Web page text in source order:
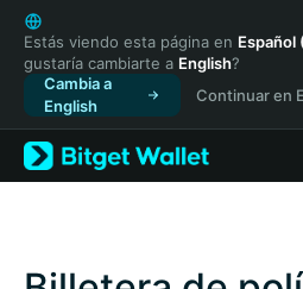
English
日本語
Tiếng Việt
Русский
Español (Latinoamérica)
Türkçe
Italiano
简体中文
Estás viendo esta página en Español
gustaría cambiarte a English?
Cambia a
English
Continuar en